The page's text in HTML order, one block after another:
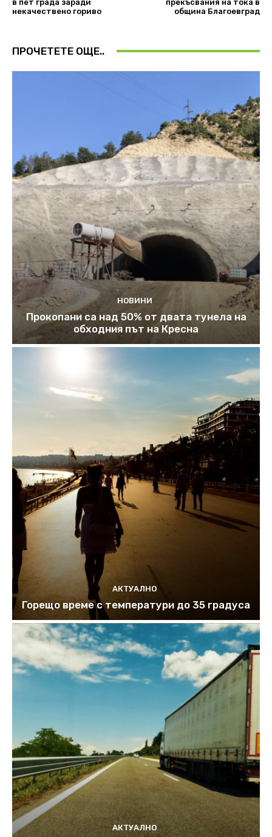
в пет града заради
некачествено гориво
прекъсвания на тока в
община Благоевград
ПРОЧЕТЕТЕ ОЩЕ..
НОВИНИ
Прокопани са над 50% от двата тунела на
обходния път на Кресна
АКТУАЛНО
Горещо време с температури до 35 градуса
АКТУАЛНО